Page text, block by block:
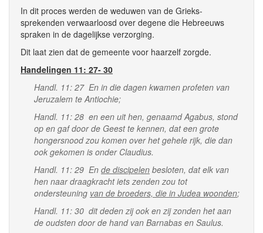
In dit proces werden de weduwen van de Grieks-
sprekenden verwaarloosd over degene die Hebreeuws
spraken in de dagelijkse verzorging.
Dit laat zien dat de gemeente voor haarzelf zorgde.
Handelingen 11: 27- 30
Handl. 11: 27 En in die dagen kwamen profeten van
Jeruzalem te Antiochie;
Handl. 11: 28 en een uit hen, genaamd Agabus, stond
op en gaf door de Geest te kennen, dat een grote
hongersnood zou komen over het gehele rijk, die dan
ook gekomen is onder Claudius.
Handl. 11: 29 En de discipelen besloten, dat elk van
hen naar draagkracht iets zenden zou tot
ondersteuning van de broeders, die in Judea woonden;
Handl. 11: 30 dit deden zij ook en zij zonden het aan
de oudsten door de hand van Barnabas en Saulus.